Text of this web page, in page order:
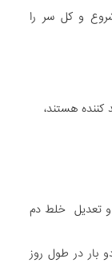
و کل سر را
هستند،
تعدیل خلط دم
بار در طول روز